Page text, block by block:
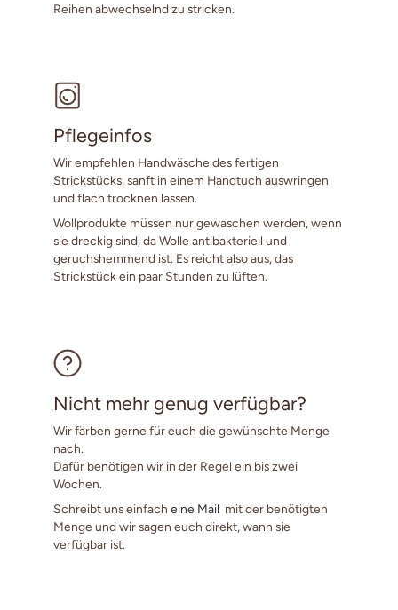
Reihen abwechselnd zu stricken.
Pflegeinfos
Wir empfehlen Handwäsche des fertigen
Strickstücks, sanft in einem Handtuch auswringen
und flach trocknen lassen.
Wollprodukte müssen nur gewaschen werden, wenn
sie dreckig sind, da Wolle antibakteriell und
geruchshemmend ist. Es reicht also aus, das
Strickstück ein paar Stunden zu lüften.
Nicht mehr genug verfügbar?
Wir färben gerne für euch die gewünschte Menge
nach.
Dafür benötigen wir in der Regel ein bis zwei
Wochen.
Schreibt uns einfach eine Mail mit der benötigten
Menge und wir sagen euch direkt, wann sie
verfügbar ist.